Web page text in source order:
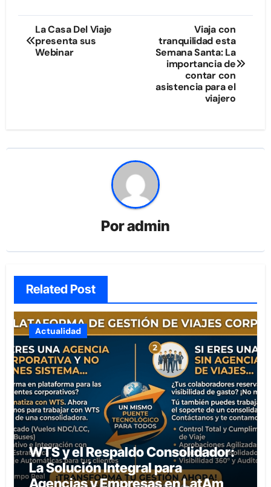
Navegación
de
La Casa Del Viaje
presenta sus
Webinar
Viaja con
tranquilidad esta
Semana Santa: La
importancia de
contar con
asistencia para el
viajero
Poradmin
Related Post
Actualidad
WTS y el Respaldo Consolidador:
La Solución Integral para
Agencias y Empresas en LatAm